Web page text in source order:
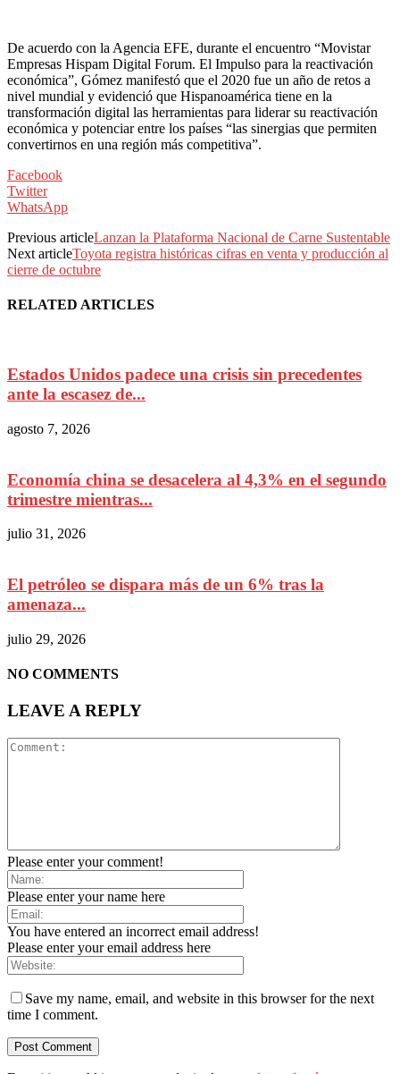
De acuerdo con la Agencia EFE, durante el encuentro “Movistar
Empresas Hispam Digital Forum. El Impulso para la reactivación
económica”, Gómez manifestó que el 2020 fue un año de retos a
nivel mundial y evidenció que Hispanoamérica tiene en la
transformación digital las herramientas para liderar su reactivación
económica y potenciar entre los países “las sinergias que permiten
convertirnos en una región más competitiva”.
Facebook
Twitter
WhatsApp
Previous articleLanzan la Plataforma Nacional de Carne Sustentable
Next articleToyota registra históricas cifras en venta y producción al
cierre de octubre
RELATED ARTICLES
Estados Unidos padece una crisis sin precedentes
ante la escasez de...
agosto 7, 2026
Economía china se desacelera al 4,3% en el segundo
trimestre mientras...
julio 31, 2026
El petróleo se dispara más de un 6% tras la
amenaza...
julio 29, 2026
NO COMMENTS
LEAVE A REPLY
Please enter your comment!
Please enter your name here
You have entered an incorrect email address!
Please enter your email address here
Save my name, email, and website in this browser for the next
time I comment.